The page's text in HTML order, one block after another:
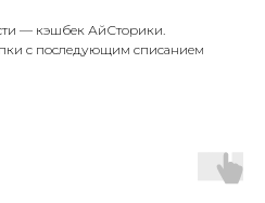
— кэшбек АйСторики.
с последующим списанием